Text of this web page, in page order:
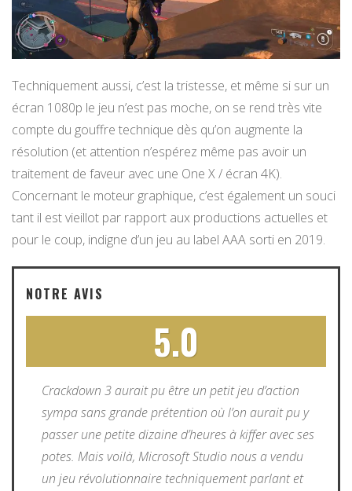
Techniquement aussi, c’est la tristesse, et même si sur un
écran 1080p le jeu n’est pas moche, on se rend très vite
compte du gouffre technique dès qu’on augmente la
résolution (et attention n’espérez même pas avoir un
traitement de faveur avec une One X / écran 4K).
Concernant le moteur graphique, c’est également un souci
tant il est vieillot par rapport aux productions actuelles et
pour le coup, indigne d’un jeu au label AAA sorti en 2019.
NOTRE AVIS
5.0
Crackdown 3 aurait pu être un petit jeu d’action
sympa sans grande prétention où l’on aurait pu y
passer une petite dizaine d’heures à kiffer avec ses
potes. Mais voilà, Microsoft Studio nous a vendu
un jeu révolutionnaire techniquement parlant et